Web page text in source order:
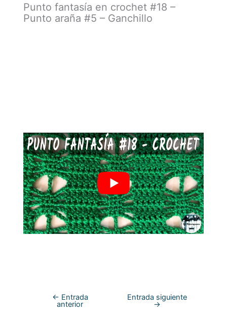
Punto fantasía en crochet #18 –
Punto araña #5 – Ganchillo
← Entrada
anterior
Entrada siguiente
→